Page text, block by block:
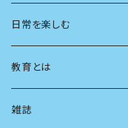
地方
まちづくり
コミュニティ
思想
日常を楽しむ
教育とは
雑誌